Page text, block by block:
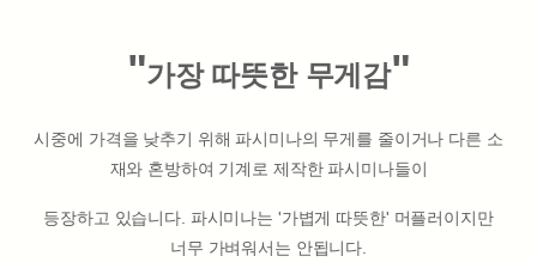
"가장 따뜻한 무게감"
시중에 가격을 낮추기 위해 파시미나의 무게를 줄이거나 다른 소
재와 혼방하여 기계로 제작한 파시미나들이
등장하고 있습니다. 파시미나는 '가볍게 따뜻한' 머플러이지만
너무 가벼워서는 안됩니다.